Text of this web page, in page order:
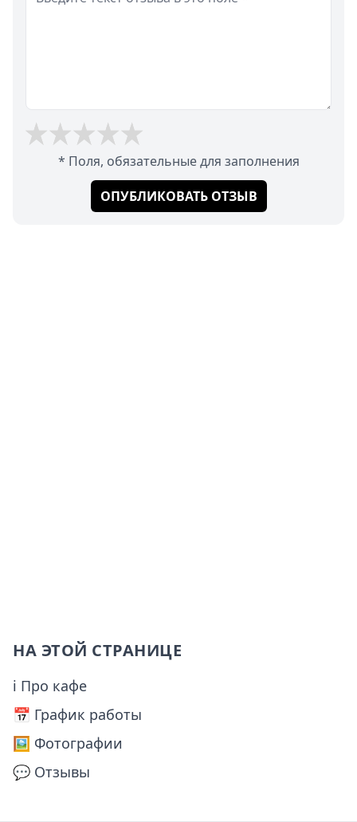
* Поля, обязательные для заполнения
ОПУБЛИКОВАТЬ ОТЗЫВ
НА ЭТОЙ СТРАНИЦЕ
ℹ Про кафе
📅️ График работы
🖼️ Фотографии
💬 Отзывы